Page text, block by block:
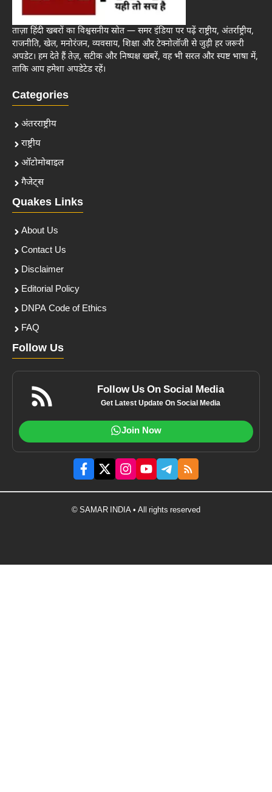
ताज़ा हिंदी खबरों का विश्वसनीय स्रोत — समर इंडिया पर पढ़ें राष्ट्रीय, अंतर्राष्ट्रीय,
राजनीति, खेल, मनोरंजन, व्यवसाय, शिक्षा और टेक्नोलॉजी से जुड़ी हर जरूरी
अपडेट। हम देते हैं तेज़, सटीक और निष्पक्ष खबरें, वह भी सरल और स्पष्ट भाषा में,
ताकि आप हमेशा अपडेटेड रहें।
Categories
अंतरराष्ट्रीय
राष्ट्रीय
ऑटोमोबाइल
गैजेट्स
Quakes Links
About Us
Contact Us
Disclaimer
Editorial Policy
DNPA Code of Ethics
FAQ
Follow Us
Follow Us On Social Media
Get Latest Update On Social Media
Join Now
© SAMAR INDIA • All rights reserved